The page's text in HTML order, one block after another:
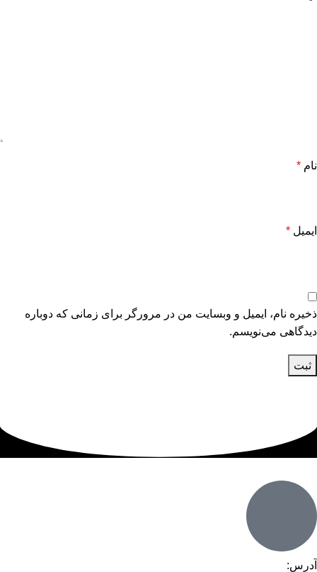
نام *
ایمیل *
ذخیره نام، ایمیل و وبسایت من در مرورگر برای زمانی که دوباره
دیدگاهی می‌نویسم.
آدرس: